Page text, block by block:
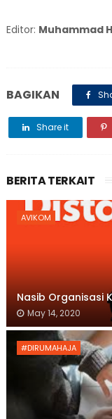
Editor: Muhammad
BAGIKAN
Share it
BERITA TERKAIT
AVIKOM
Nasib Organisasi
May 14, 2020
#DIRUMAHAJA